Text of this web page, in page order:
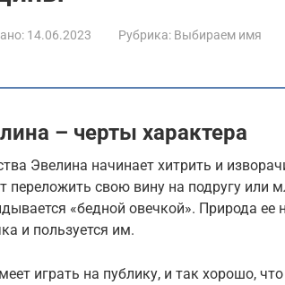
14.06.2023 Рубрика: Выбираем имя
– черты характера
Эвелина начинает хитрить и
переложить свою вину на подругу или
«бедной овечкой». Природа ее
и пользуется им.
играть на публику, и так хорошо,